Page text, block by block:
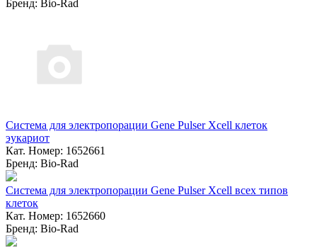
Бренд: Bio-Rad
Система для электропорации Gene Pulser Xcell клеток
эукариот
Кат. Номер: 1652661
Бренд: Bio-Rad
Система для электропорации Gene Pulser Xcell всех типов
клеток
Кат. Номер: 1652660
Бренд: Bio-Rad